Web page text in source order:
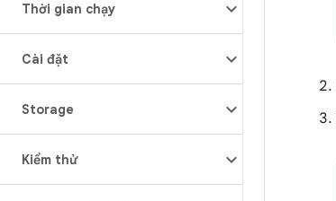
Thời gian chạy
Cài đặt
Storage
Kiểm thử